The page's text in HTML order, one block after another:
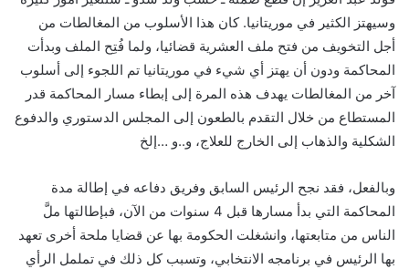
وسيهتز الكثير في موريتانيا. كان هذا الأسلوب من المغالطات من
أجل التخويف من فتح ملف العشرية قضائيا، ولما فُتِح الملف وبدأت
المحاكمة ودون أن يهتز أي شيء في موريتانيا تم اللجوء إلى أسلوب
آخر من المغالطات يهدف هذه المرة إلى إبطاء مسار المحاكمة قدر
المستطاع من خلال التقدم بالطعون إلى المجلس الدستوري والدفوع
الشكلية والذهاب إلى الخارج للعلاج، و..و …إلخ
وبالفعل، فقد نجح الرئيس السابق وفريق دفاعه في إطالة مدة
المحاكمة التي بدأ مسارها قبل 4 سنوات من الآن، فبإطالتها ملَّ
الناس من متابعتها، وانشغلت الحكومة بها عن قضايا ملحة أخرى تعهد
بها الرئيس في برنامجه الانتخابي، وتسبب كل ذلك في تململ الرأي